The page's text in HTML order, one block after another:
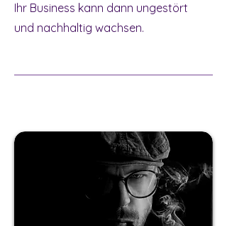
Ihr Business kann dann ungestört
und nachhaltig wachsen.